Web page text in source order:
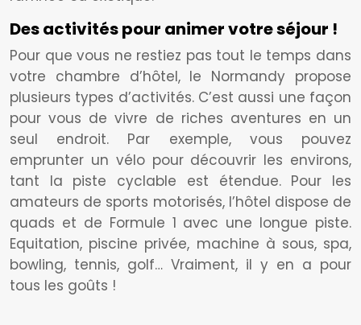
Des activités pour animer votre séjour !
Pour que vous ne restiez pas tout le temps dans
votre chambre d’hôtel, le Normandy propose
plusieurs types d’activités. C’est aussi une façon
pour vous de vivre de riches aventures en un
seul endroit. Par exemple, vous pouvez
emprunter un vélo pour découvrir les environs,
tant la piste cyclable est étendue. Pour les
amateurs de sports motorisés, l’hôtel dispose de
quads et de Formule 1 avec une longue piste.
Equitation, piscine privée, machine à sous, spa,
bowling, tennis, golf… Vraiment, il y en a pour
tous les goûts !